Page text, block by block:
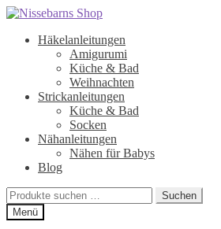
Zur
springen
Zum
springenHäkelanleitungen
Amigurumi
Küche & Bad
Weihnachten
Strickanleitungen
Küche & Bad
Socken
Nähanleitungen
Nähen für Babys
Blog
Suchen
nach:
Suchen
Menü